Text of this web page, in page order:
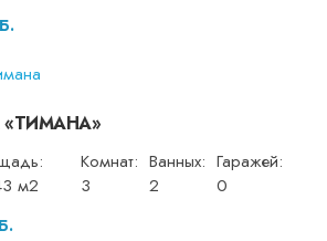
м2
Комнат:
3
Ванных:
2
Гаражей:
0